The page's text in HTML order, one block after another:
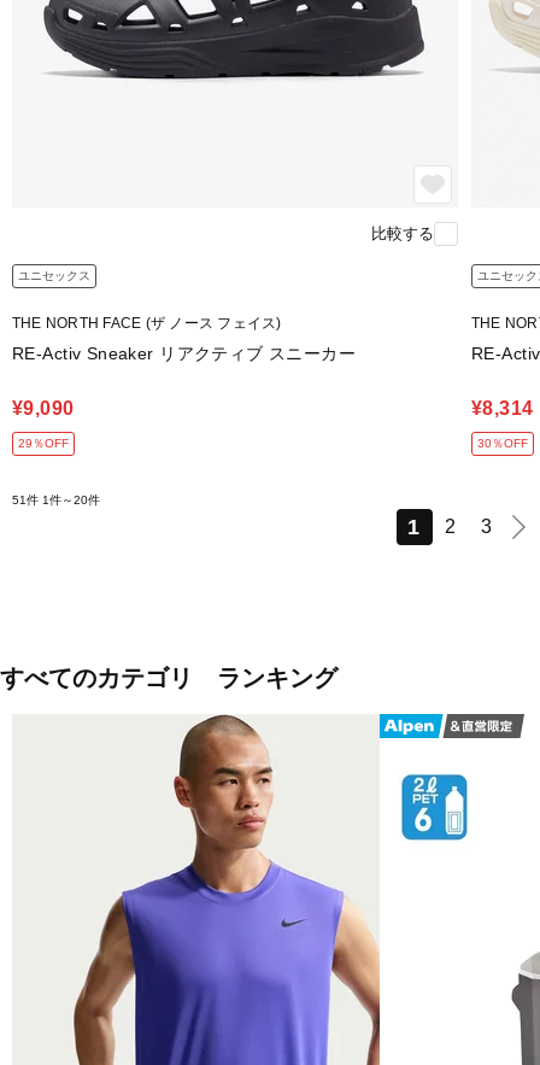
比較する
ユニセックス
THE NORTH FACE (ザ ノース フェイス)
RE-Activ Sneaker リアクティブ スニーカー
¥9,090
29％OFF
ユニセック
THE
RE-
¥8,314
30％OFF
51件 1件～20件
1 2 3
すべてのカテゴリ ランキング